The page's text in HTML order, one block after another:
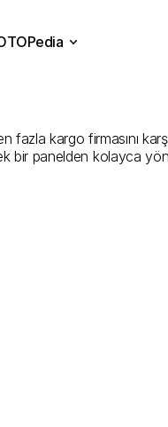
kargo firmasını
bir panelden kolayca